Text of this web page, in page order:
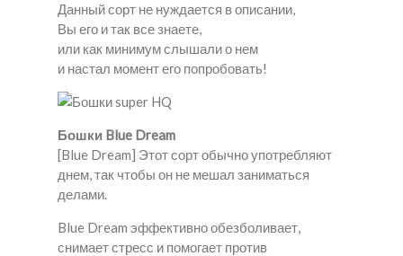
Данный сорт не нуждается в описании,
Вы его и так все знаете,
или как минимум слышали о нем
и настал момент его попробовать!
Бошки Blue Dream
[Blue Dream] Этот сорт обычно употребляют
днем, так чтобы он не мешал заниматься
делами.
Blue Dream эффективно обезболивает,
снимает стресс и помогает против